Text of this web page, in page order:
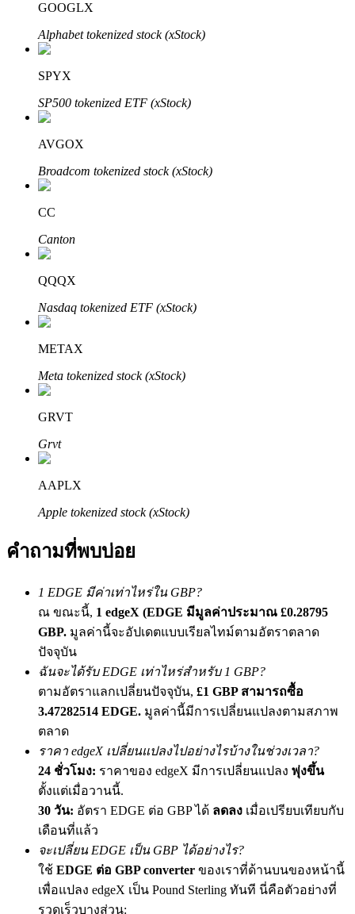
เรียนรู้เกี่ยวกับการสร้างรายได้แบบพาสซีฟ
Bitrue AI
พันธมิตร Bitrue
มากถึง 65% คอมมิชชั่น!
การแนะนำ
Deposit CASHCAT & Win
Deposit CASHCAT & Win
Share 500000 CASHCAT prize pool
Exclusive for BitMart Users
GOOGLX
Alphabet tokenized stock (xStock)
SPYX
SP500 tokenized ETF (xStock)
AVGOX
Broadcom tokenized stock (xStock)
CC
Canton
QQQX
Nasdaq tokenized ETF (xStock)
METAX
Meta tokenized stock (xStock)
GRVT
Grvt
AAPLX
Apple tokenized stock (xStock)
คำถามที่พบบ่อย
1 EDGE มีค่าเท่าไหร่ใน GBP?
ณ ขณะนี้, 1 edgeX (EDGE มีมูลค่าประมาณ £0.28795
GBP. มูลค่านี้จะอัปเดตแบบเรียลไทม์ตามอัตราตลาด
ปัจจุบัน
ฉันจะได้รับ EDGE เท่าไหร่สำหรับ 1 GBP?
ตามอัตราแลกเปลี่ยนปัจจุบัน, £1 GBP สามารถซื้อ
3.47282514 EDGE. มูลค่านี้มีการเปลี่ยนแปลงตามสภาพ
ตลาด
ราคา edgeX เปลี่ยนแปลงไปอย่างไรบ้างในช่วงเวลา?
24 ชั่วโมง: ราคาของ edgeX มีการเปลี่ยนแปลง พุ่งขึ้น
ตั้งแต่เมื่อวานนี้.
30 วัน: อัตรา EDGE ต่อ GBP ได้ ลดลง เมื่อเปรียบเทียบกับ
เดือนที่แล้ว
จะเปลี่ยน EDGE เป็น GBP ได้อย่างไร?
ใช้ EDGE ต่อ GBP converter ของเราที่ด้านบนของหน้านี้
เพื่อแปลง edgeX เป็น Pound Sterling ทันที นี่คือตัวอย่างที่
รวดเร็วบางส่วน: